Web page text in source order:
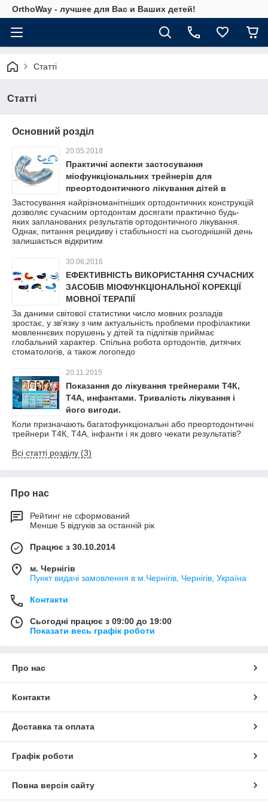
OrthoWay - лучшее для Вас и Ваших детей!
Статті
Статті
Основний розділ
20.05.2018
Практичні аспекти застосування
міофункціональних трейнерів для
преортодонтичного лікування дітей в
змінному прикусі
Застосування найрізноманітніших ортодонтичних конструкцій
дозволяє сучасним ортодонтам досягати практично будь-
яких запланованих результатів ортодонтичного лікування.
Однак, питання рецидиву і стабільності на сьогоднішній день
залишається відкритим
30.06.2016
ЕФЕКТИВНІСТЬ ВИКОРИСТАННЯ СУЧАСНИХ
ЗАСОБІВ МІОФУНКЦІОНАЛЬНОЇ КОРЕКЦІЇ
МОВНОЇ ТЕРАПІЇ
За даними світової статистики число мовних розладів
зростає, у зв'язку з чим актуальність проблеми профілактики
мовленнєвих порушень у дітей та підлітків приймає
глобальний характер. Спільна робота ортодонтів, дитячих
стоматологів, а також логопедо
20.11.2015
Показання до лікування трейнерами Т4К,
Т4А, инфантами. Тривалість лікування і
його вигоди.
Коли призначають багатофункціональні або преортодонтичні
трейнери Т4К, Т4А, інфанти і як довго чекати результатів?
Всі статті розділу (3)
Про нас
Рейтинг не сформований
Менше 5 відгуків за останній рік
Працює з 30.10.2014
м. Чернігів
Пункт видачі замовлення в м.Чернігів, Чернігів, Україна
Контакти
Сьогодні працює з 09:00 до 19:00
Показати весь графік роботи
Про нас
Контакти
Доставка та оплата
Графік роботи
Повна версія сайту